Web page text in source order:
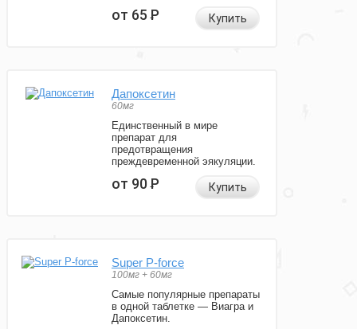
от 65Р Купить
Дапоксетин
60мг
Единственный в мире
препарат для
предотвращения
преждевременной эякуляции.
от 90Р Купить
Super P-force
100мг + 60мг
Самые популярные препараты
в одной таблетке — Виагра и
Дапоксетин.